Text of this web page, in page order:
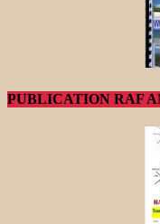
PUBLICATION RAF